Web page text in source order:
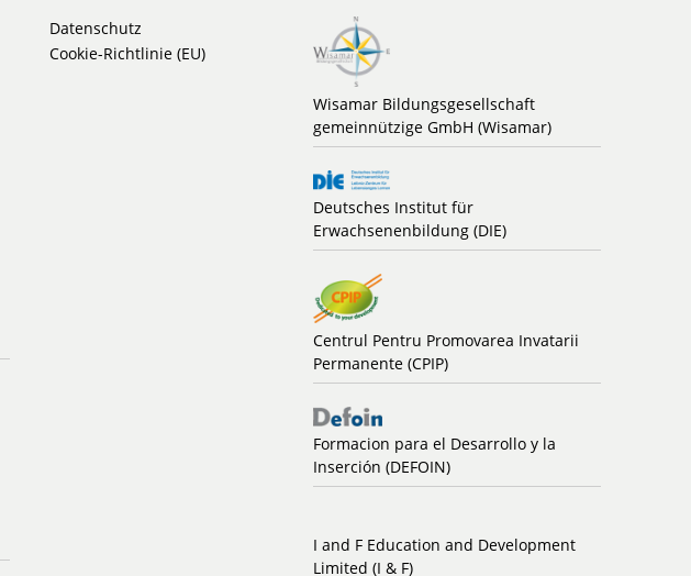
Datenschutz
Cookie-Richtlinie (EU)
Wisamar Bildungsgesellschaft
gemeinnützige GmbH (Wisamar)
Deutsches Institut für
Erwachsenenbildung (DIE)
Centrul Pentru Promovarea Invatarii
Permanente (CPIP)
Formacion para el Desarrollo y la
Inserción (DEFOIN)
I and F Education and Development
Limited (I & F)